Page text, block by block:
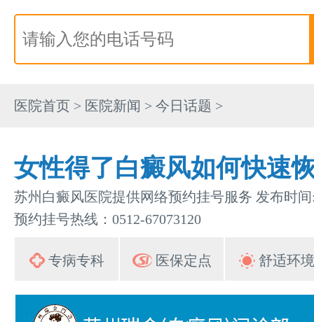
医院首页 > 医院新闻 > 今日话题 >
女性得了白癜风如何快速
苏州白癜风医院提供网络预约挂号服务 发布时间
预约挂号热线：0512-67073120
专病专科 医保定点 舒适环境